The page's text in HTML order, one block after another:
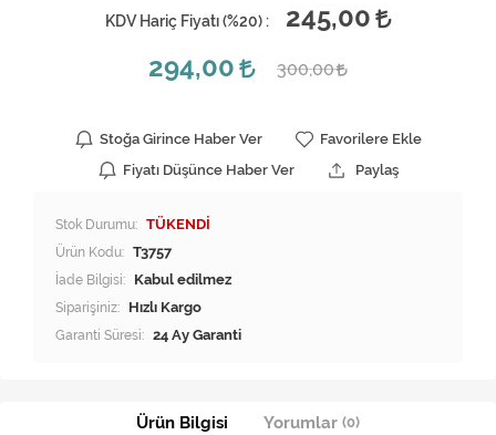
KDV Hariç Fiyatı (%20) :
245,00
294,00
300,00
Stoğa Girince Haber Ver
Favorilere Ekle
Fiyatı Düşünce Haber Ver
Paylaş
Stok Durumu: TÜKENDİ
Ürün Kodu: T3757
İade Bilgisi:
Siparişiniz: Hızlı Kargo
Garanti Süresi: 24 Ay Garanti
Ürün Bilgisi Yorumlar (0)